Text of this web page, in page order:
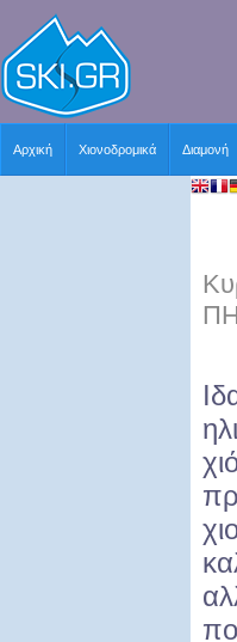
Αρχική Χιονοδρομικά Διαμονή